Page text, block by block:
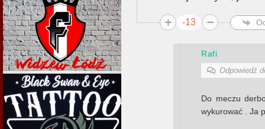
-13
Rafi
Odpowiedź
Do meczu
wykurować . Ja